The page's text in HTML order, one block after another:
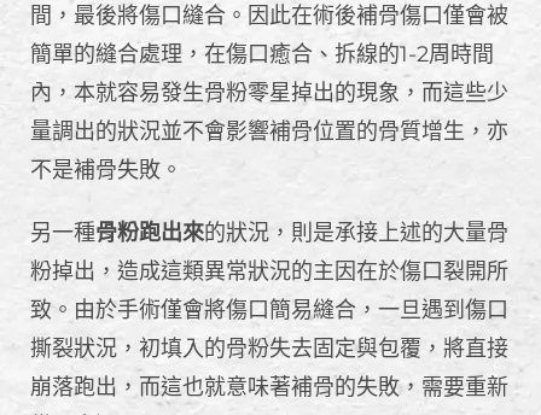
間，最後將傷口縫合。因此在術後補骨傷口僅會被
簡單的縫合處理，在傷口癒合、拆線的1-2周時間
內，本就容易發生骨粉零星掉出的現象，而這些少
量調出的狀況並不會影響補骨位置的骨質增生，亦
不是補骨失敗。
另一種骨粉跑出來的狀況，則是承接上述的大量骨
粉掉出，造成這類異常狀況的主因在於傷口裂開所
致。由於手術僅會將傷口簡易縫合，一旦遇到傷口
撕裂狀況，初填入的骨粉失去固定與包覆，將直接
崩落跑出，而這也就意味著補骨的失敗，需要重新